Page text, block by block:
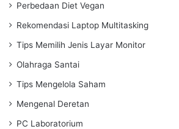
Perbedaan Diet Vegan
Rekomendasi Laptop Multitasking
Tips Memilih Jenis Layar Monitor
Olahraga Santai
Tips Mengelola Saham
Mengenal Deretan
PC Laboratorium